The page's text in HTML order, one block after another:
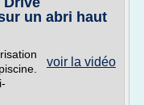
un abri haut
voir la vidéo